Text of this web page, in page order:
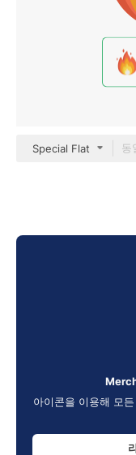
Special Flat
아이콘을 이용해 모